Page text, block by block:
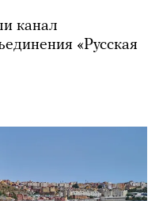
канал
«Русская